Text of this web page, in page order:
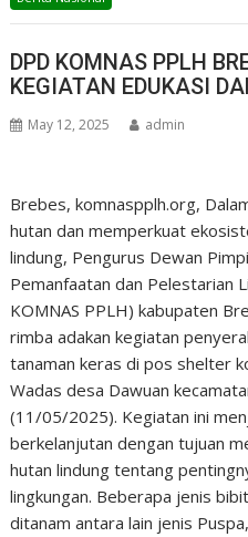
DPD KOMNAS PPLH
KEGIATAN EDUKASI
May 12, 2025 admin
Brebes, komnaspplh.org,
hutan dan memperkuat
lindung, Pengurus Dewan
Pemanfaatan dan Pelestarian
KOMNAS PPLH) kabupaten
rimba adakan kegiatan
tanaman keras di pos shelter
Wadas desa Dawuan
(11/05/2025). Kegiatan ini
berkelanjutan dengan tujuan
hutan lindung tentang
lingkungan. Beberapa jenis
ditanam antara lain jenis